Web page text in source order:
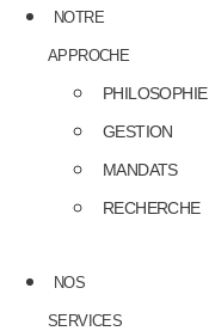
NOTRE
APPROCHE
PHILOSOPHIE
GESTION
MANDATS
RECHERCHE
NOS
SERVICES